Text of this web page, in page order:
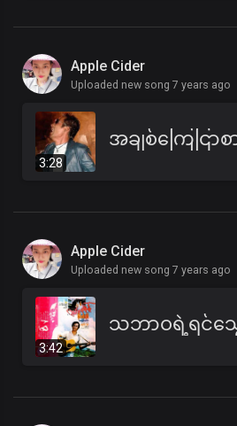
Apple Cider
Uploaded new song 7 years ago
3:28
Apple Cider
Uploaded new song 7 years ago
3:42